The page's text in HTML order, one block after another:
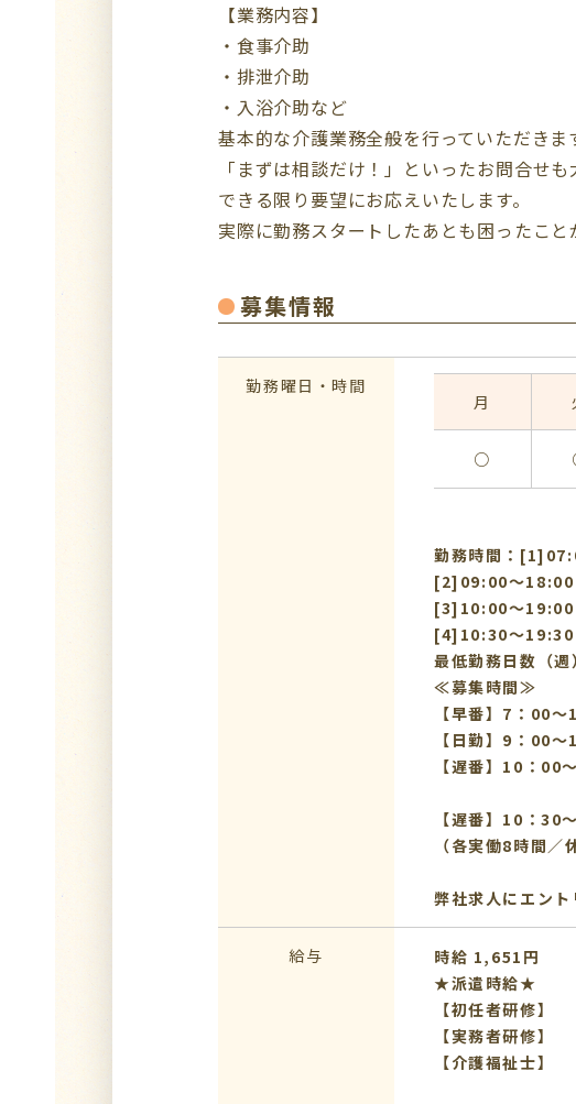
【業務内容】
・食事介助
・排泄介助
・入浴介助など
基本的な介護業務全般を行っていただきま
「まずは相談だけ！」といったお問合せも
できる限り要望にお応えいたします。
実際に勤務スタートしたあとも困ったこ
募集情報
勤務曜日・時間
月
○
勤務時間：
[2]09:00〜18:00
[3]10:00〜19:00
[4]10:30〜19:30
最低勤務日数（週
≪募集時間≫
【早番】7：00
【日勤】9：00
【遅番】10：00
【遅番】10：30
（各実働8時間／
弊社求人にエン
給与
時給 1,651円
★派遣時給★
【初任者研
【実務者研
【介護福祉